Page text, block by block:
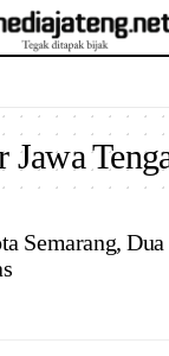
Jawa
Semarang,